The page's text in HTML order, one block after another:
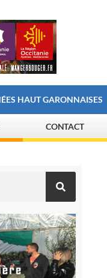
HAUT GARONNAISES
CONTACT